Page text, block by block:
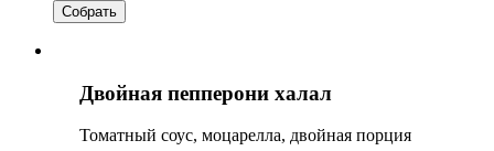
Двойная пепперони халал
Томатный соус, моцарелла, двойная порция